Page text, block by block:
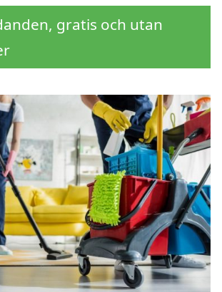
gratis och utan